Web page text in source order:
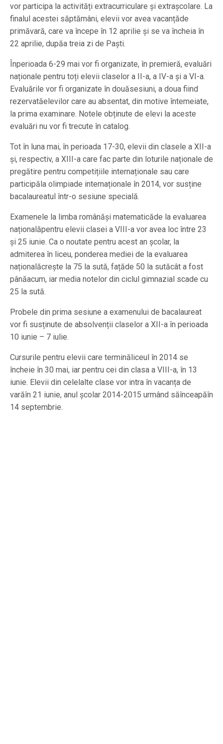
vor participa la activități extracurriculare și extrașcolare. La
finalul acestei săptămâni, elevii vor avea vacanțăde
primăvară, care va începe în 12 aprilie și se va încheia în
22 aprilie, dupăa treia zi de Paști.
Înperioada 6-29 mai vor fi organizate, în premieră, evaluări
naționale pentru toți elevii claselor a II-a, a IV-a și a VI-a.
Evaluările vor fi organizate în douăsesiuni, a doua fiind
rezervatăelevilor care au absentat, din motive întemeiate,
la prima examinare. Notele obținute de elevi la aceste
evaluări nu vor fi trecute în catalog.
Tot în luna mai, în perioada 17-30, elevii din clasele a XII-a
și, respectiv, a XIII-a care fac parte din loturile naționale de
pregătire pentru competițiile internaționale sau care
participăla olimpiade internaționale în 2014, vor susține
bacalaureatul într-o sesiune specială.
Examenele la limba românăși matematicăde la evaluarea
naționalăpentru elevii clasei a VIII-a vor avea loc între 23
și 25 iunie. Ca o noutate pentru acest an școlar, la
admiterea în liceu, ponderea mediei de la evaluarea
naționalăcrește la 75 la sută, fațăde 50 la sutăcât a fost
pânăacum, iar media notelor din ciclul gimnazial scade cu
25 la sută.
Probele din prima sesiune a examenului de bacalaureat
vor fi susținute de absolvenții claselor a XII-a în perioada
10 iunie – 7 iulie.
Cursurile pentru elevii care terminăliceul în 2014 se
încheie în 30 mai, iar pentru cei din clasa a VIII-a, în 13
iunie. Elevii din celelalte clase vor intra în vacanța de
varăîn 21 iunie, anul școlar 2014-2015 urmând săînceapăîn
14 septembrie.